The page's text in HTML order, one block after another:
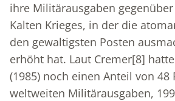
ihre Militärausgaben
Kalten Krieges, in der die
den gewaltigsten Posten
erhöht hat. Laut Cremer[8]
(1985) noch einen Anteil von 48
weltweiten Militärausgaben,